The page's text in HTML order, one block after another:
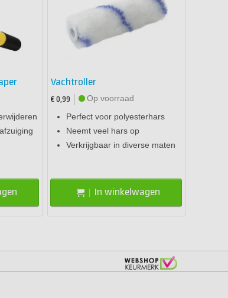
Vachtroller
€ 0,99
Op voorraad
Perfect voor polyesterhars
Neemt veel hars op
Verkrijgbaar in diverse maten
In winkelwagen